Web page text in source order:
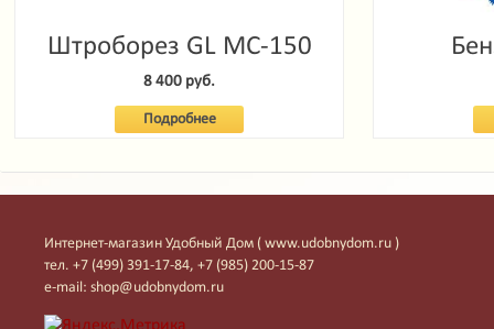
Штроборез GL MC-150
8 400 руб.
Подробнее
Интернет-магазин Удобный Дом ( www.udobnydom.ru )
тел. +7 (499) 391-17-84, +7 (985) 200-15-87
e-mail: shop@udobnydom.ru